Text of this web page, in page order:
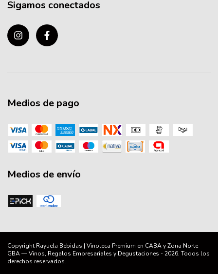
Sigamos conectados
Medios de pago
Medios de envío
Copyright Rayuela Bebidas | Vinoteca Premium en CABA y Zona Norte
GBA — Vinos, Regalos Empresariales y Degustaciones - 2026. Todos los
derechos reservados.